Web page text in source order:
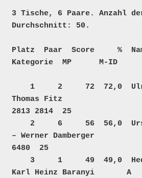
3 Tische, 6 Paare. Anzahl
Durchschnitt: 50.
Platz  Paar  Score     %
Kategorie  MP      M-ID
Thomas Fitz
2813 2814  25
– Werner Damberger
6480  25
Karl Heinz Baranyi       A